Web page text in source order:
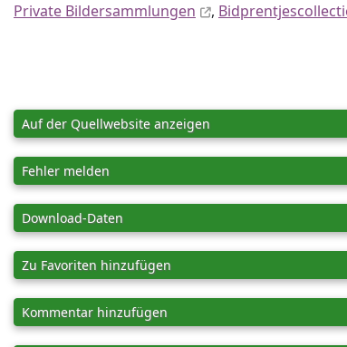
Private Bildersammlungen ,
Auf der Quellwebsite anzeigen
Fehler melden
Download-Daten
Zu Favoriten hinzufügen
Kommentar hinzufügen